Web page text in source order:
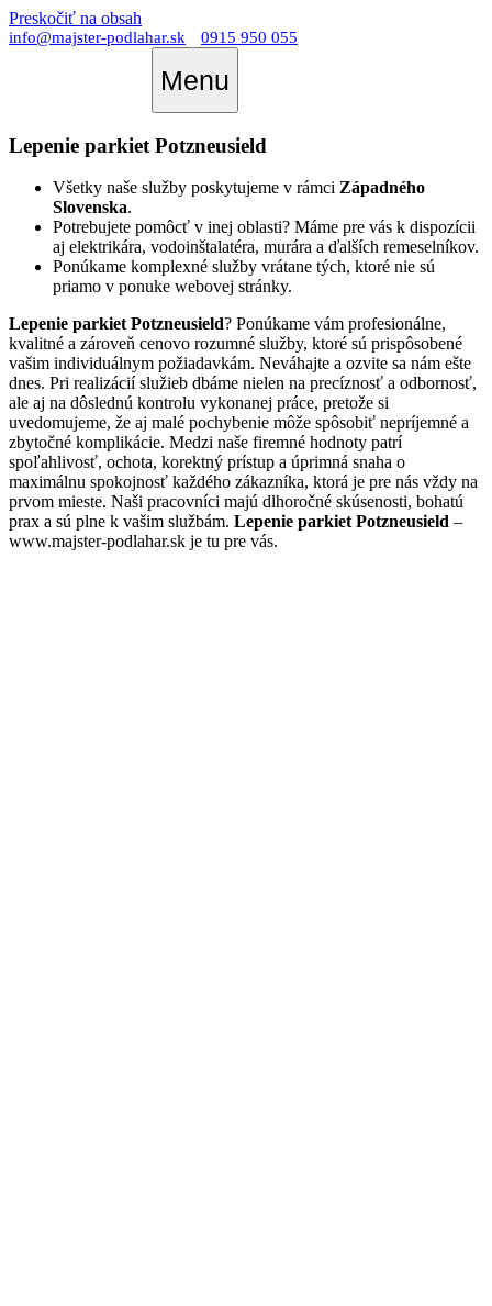
Preskočiť na obsah
info@majster-podlahar.sk 0915 950 055
Menu
Lepenie parkiet Potzneusield
Všetky naše služby poskytujeme v rámci Západného
Slovenska.
Potrebujete pomôcť v inej oblasti? Máme pre vás k dispozícii
aj elektrikára, vodoinštalatéra, murára a ďalších remeselníkov.
Ponúkame komplexné služby vrátane tých, ktoré nie sú
priamo v ponuke webovej stránky.
Lepenie parkiet Potzneusield? Ponúkame vám profesionálne,
kvalitné a zároveň cenovo rozumné služby, ktoré sú prispôsobené
vašim individuálnym požiadavkám. Neváhajte a ozvite sa nám ešte
dnes. Pri realizácií služieb dbáme nielen na precíznosť a odbornosť,
ale aj na dôslednú kontrolu vykonanej práce, pretože si
uvedomujeme, že aj malé pochybenie môže spôsobiť nepríjemné a
zbytočné komplikácie. Medzi naše firemné hodnoty patrí
spoľahlivosť, ochota, korektný prístup a úprimná snaha o
maximálnu spokojnosť každého zákazníka, ktorá je pre nás vždy na
prvom mieste. Naši pracovníci majú dlhoročné skúsenosti, bohatú
prax a sú plne k vašim službám. Lepenie parkiet Potzneusield –
www.majster-podlahar.sk je tu pre vás.